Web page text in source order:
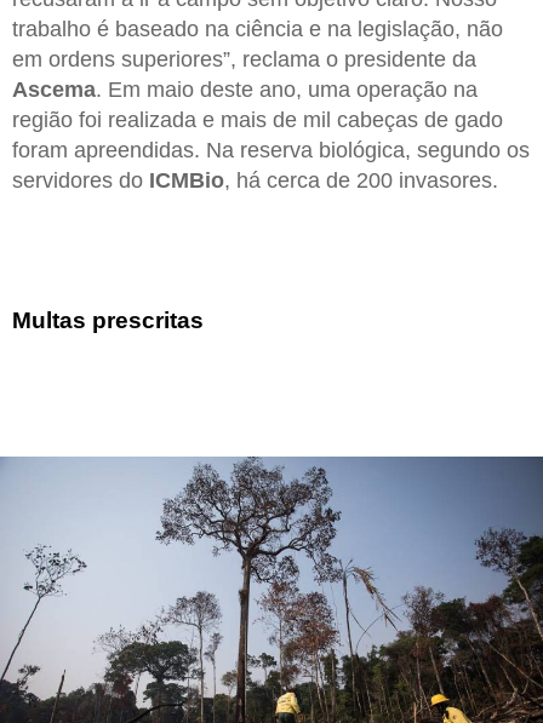
trabalho é baseado na ciência e na legislação, não
em ordens superiores”, reclama o presidente da
Ascema. Em maio deste ano, uma operação na
região foi realizada e mais de mil cabeças de gado
foram apreendidas. Na reserva biológica, segundo os
servidores do ICMBio, há cerca de 200 invasores.
Multas prescritas